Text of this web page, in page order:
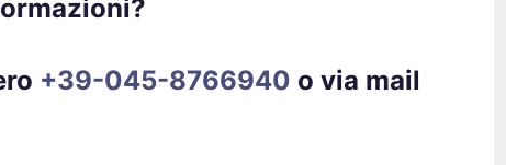
+39-045-8766940 o via mail